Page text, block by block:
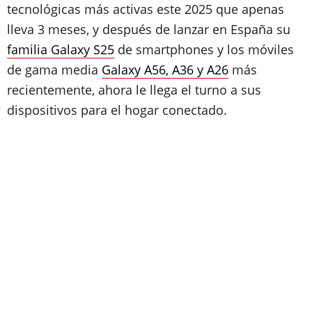
tecnológicas más activas este 2025 que apenas
lleva 3 meses, y después de lanzar en España su
familia Galaxy S25 de smartphones y los móviles
de gama media Galaxy A56, A36 y A26 más
recientemente, ahora le llega el turno a sus
dispositivos para el hogar conectado.